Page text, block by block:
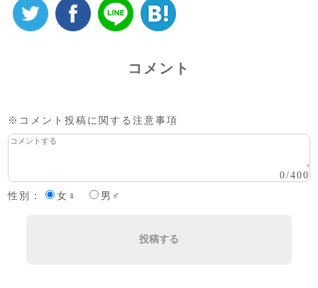
コメント
※コメント投稿に関する注意事項
0/400
性別：
女♀ 男♂
投稿する